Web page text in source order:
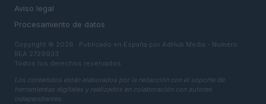
Aviso legal
Procesamiento de datos
Copyright © 2026 · Publicado en España por AdHub Media - Numero
REA 2729933
Todos los derechos reservados
Los contenidos están elaborados por la redacción con el soporte de
herramientas digitales y realizados en colaboración con autores
independientes.